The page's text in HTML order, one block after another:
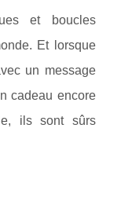
et boucles
Et lorsque
un message
cadeau encore
ils sont sûrs